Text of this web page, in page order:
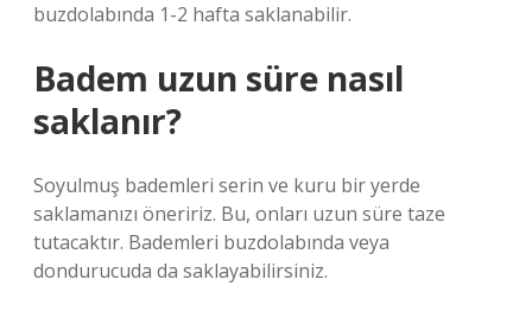
buzdolabında 1-2 hafta saklanabilir.
Badem uzun süre nasıl
saklanır?
Soyulmuş bademleri serin ve kuru bir yerde
saklamanızı öneririz. Bu, onları uzun süre taze
tutacaktır. Bademleri buzdolabında veya
dondurucuda da saklayabilirsiniz.